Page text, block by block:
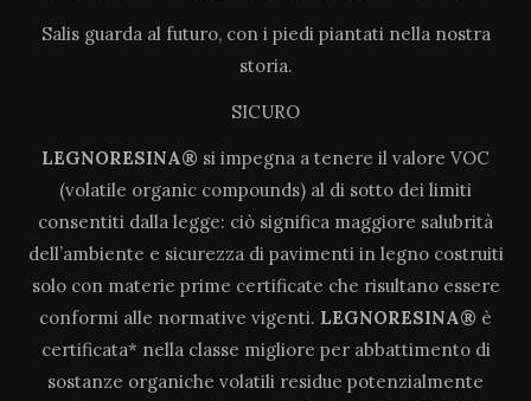
Salis guarda al futuro, con i piedi piantati nella nostra
storia.
SICURO
LEGNORESINA® si impegna a tenere il valore VOC
(volatile organic compounds) al di sotto dei limiti
consentiti dalla legge: ciò significa maggiore salubrità
dell’ambiente e sicurezza di pavimenti in legno costruiti
solo con materie prime certificate che risultano essere
conformi alle normative vigenti. LEGNORESINA® è
certificata* nella classe migliore per abbattimento di
sostanze organiche volatili residue potenzialmente